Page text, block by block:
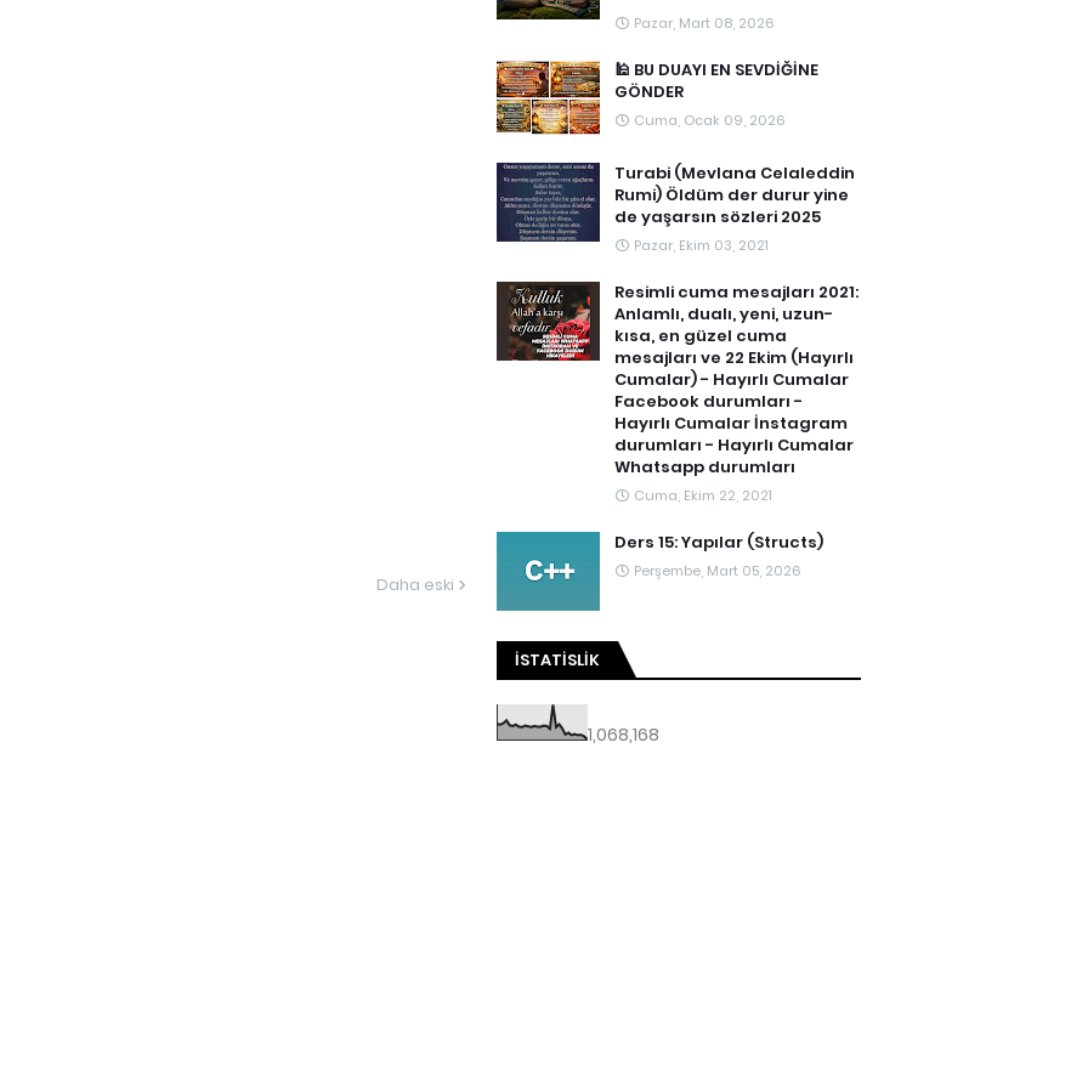
Daha eski
Pazar, Mart 08, 2026
🕌 BU DUAYI EN SEVDİĞİNE
GÖNDER
Cuma, Ocak 09, 2026
Turabi (Mevlana Celaleddin
Rumi) Öldüm der durur yine
de yaşarsın sözleri 2025
Pazar, Ekim 03, 2021
Resimli cuma mesajları 2021:
Anlamlı, dualı, yeni, uzun-
kısa, en güzel cuma
mesajları ve 22 Ekim (Hayırlı
Cumalar) - Hayırlı Cumalar
Facebook durumları -
Hayırlı Cumalar İnstagram
durumları - Hayırlı Cumalar
Whatsapp durumları
Cuma, Ekim 22, 2021
Ders 15: Yapılar (Structs)
Perşembe, Mart 05, 2026
İSTATISLIK
1,068,168